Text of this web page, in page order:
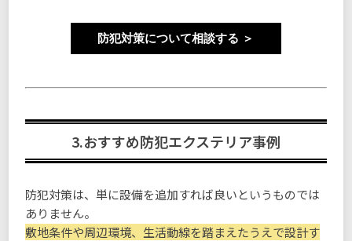
防犯対策について相談する ＞
3.おすすめ防犯エクステリア事例
防犯対策は、単に設備を追加すれば良いというものでは
ありません。
敷地条件や周辺環境、生活動線を踏まえたうえで設計す